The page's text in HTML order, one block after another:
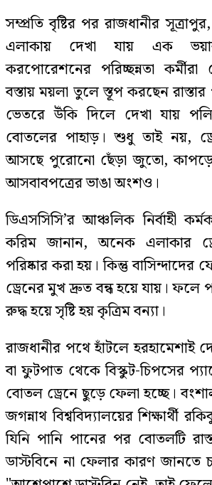
সম্প্রতি বৃষ্টির পর রাজধানীর
এলাকায় দেখা যায় এক
করপোরেশনের পরিচ্ছন্নতা কর্মীরা
বস্তায় ময়লা তুলে স্তূপ করছেন
ভেতরে উঁকি দিলে দেখা যায়
বোতলের পাহাড়। শুধু তাই নয়,
আসছে পুরোনো ছেঁড়া জুতো,
আসবাবপত্রের ভাঙা অংশও।
ডিএসসিসি’র আঞ্চলিক নির্বাহী
করিম জানান, অনেক এলাকার
পরিষ্কার করা হয়। কিন্তু বাসিন্দাদের
ড্রেনের মুখ দ্রুত বন্ধ হয়ে যায়। ফলে
রুদ্ধ হয়ে সৃষ্টি হয় কৃত্রিম বন্যা।
রাজধানীর পথে হাঁটলে হরহামেশাই
বা ফুটপাত থেকে বিস্কুট-চিপসের
বোতল ড্রেনে ছুড়ে ফেলা হচ্ছে।
জগন্নাথ বিশ্ববিদ্যালয়ের শিক্ষার্থী
যিনি পানি পানের পর বোতলটি
ডাস্টবিনে না ফেলার কারণ জানতে